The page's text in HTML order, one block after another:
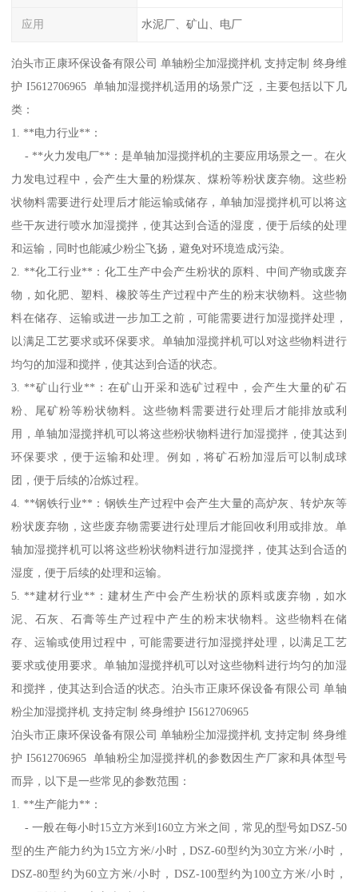
应用 水泥厂、矿山、电厂
泊头市正康环保设备有限公司 单轴粉尘加湿搅拌机 支持定制 终身维
护 I5612706965 单轴加湿搅拌机适用的场景广泛，主要包括以下几
类：
1. **电力行业**：
- **火力发电厂**：是单轴加湿搅拌机的主要应用场景之一。在火
力发电过程中，会产生大量的粉煤灰、煤粉等粉状废弃物。这些粉
状物料需要进行处理后才能运输或储存，单轴加湿搅拌机可以将这
些干灰进行喷水加湿搅拌，使其达到合适的湿度，便于后续的处理
和运输，同时也能减少粉尘飞扬，避免对环境造成污染。
2. **化工行业**：化工生产中会产生粉状的原料、中间产物或废弃
物，如化肥、塑料、橡胶等生产过程中产生的粉末状物料。这些物
料在储存、运输或进一步加工之前，可能需要进行加湿搅拌处理，
以满足工艺要求或环保要求。单轴加湿搅拌机可以对这些物料进行
均匀的加湿和搅拌，使其达到合适的状态。
3. **矿山行业**：在矿山开采和选矿过程中，会产生大量的矿石
粉、尾矿粉等粉状物料。这些物料需要进行处理后才能排放或利
用，单轴加湿搅拌机可以将这些粉状物料进行加湿搅拌，使其达到
环保要求，便于运输和处理。例如，将矿石粉加湿后可以制成球
团，便于后续的冶炼过程。
4. **钢铁行业**：钢铁生产过程中会产生大量的高炉灰、转炉灰等
粉状废弃物，这些废弃物需要进行处理后才能回收利用或排放。单
轴加湿搅拌机可以将这些粉状物料进行加湿搅拌，使其达到合适的
湿度，便于后续的处理和运输。
5. **建材行业**：建材生产中会产生粉状的原料或废弃物，如水
泥、石灰、石膏等生产过程中产生的粉末状物料。这些物料在储
存、运输或使用过程中，可能需要进行加湿搅拌处理，以满足工艺
要求或使用要求。单轴加湿搅拌机可以对这些物料进行均匀的加湿
和搅拌，使其达到合适的状态。泊头市正康环保设备有限公司 单轴
粉尘加湿搅拌机 支持定制 终身维护 I5612706965
泊头市正康环保设备有限公司 单轴粉尘加湿搅拌机 支持定制 终身维
护 I5612706965 单轴粉尘加湿搅拌机的参数因生产厂家和具体型号
而异，以下是一些常见的参数范围：
1. **生产能力**：
- 一般在每小时15立方米到160立方米之间，常见的型号如DSZ-50
型的生产能力约为15立方米/小时，DSZ-60型约为30立方米/小时，
DSZ-80型约为60立方米/小时，DSZ-100型约为100立方米/小时，